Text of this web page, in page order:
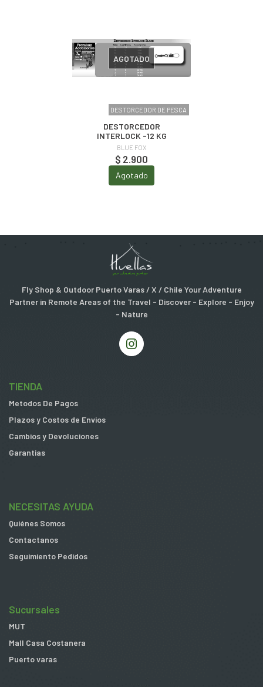
DESTORCEDOR DE PESCA
AGOTADO
DESTORCEDOR
INTERLOCK -12 KG
BLUE FOX
$ 2.900
Agotado
Fly Shop & Outdoor Puerto Varas / X / Chile Your Adventure
Partner in Remote Areas of the Travel - Discover - Explore - Enjoy
- Nature
TIENDA
Metodos De Pagos
Plazos y Costos de Envios
Cambios y Devoluciones
Garantias
NECESITAS AYUDA
Quiénes Somos
Contactanos
Seguimiento Pedidos
Sucursales
MUT
Mall Casa Costanera
Puerto varas